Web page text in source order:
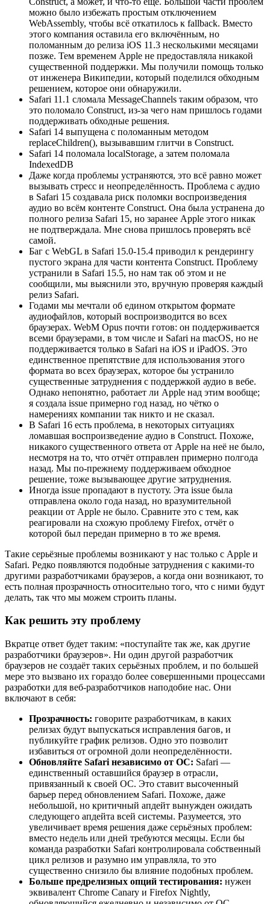
можно было избежать простым отключением
WebAssembly, чтобы всё откатилось к fallback. Вместо
этого компания оставила его включённым, но
поломанным до релиза iOS 11.3 несколькими месяцами
позже. Тем временем Apple не предоставляла никакой
существенной поддержки. Мы получили помощь только
от инженера Википедии, который поделился обходным
решением, которое они обнаружили.
Safari 11.1 сломала MessageChannels таким образом, что
это поломало Construct, из-за чего нам пришлось годами
поддерживать обходные решения.
Safari 14 выпущена с поломанным методом
replaceChildren(), вызывавшим глитчи в Construct.
Safari 14 поломала localStorage, а затем поломала
IndexedDB
Даже когда проблемы устраняются, это всё равно может
вызывать стресс и неопределённость. Проблема с аудио
в Safari 15 создавала риск поломки воспроизведения
аудио во всём контенте Construct. Она была устранена до
полного релиза Safari 15, но заранее Apple этого никак
не подтверждала. Мне снова пришлось проверять всё
самой.
Баг с WebGL в Safari 15.0-15.4 приводил к рендерингу
пустого экрана для части контента Construct. Проблему
устранили в Safari 15.5, но нам так об этом и не
сообщили, мы выяснили это, вручную проверяя каждый
релиз Safari.
Годами мы мечтали об едином открытом формате
аудиофайлов, который воспроизводится во всех
браузерах. WebM Opus почти готов: он поддерживается
всеми браузерами, в том числе и Safari на macOS, но не
поддерживается только в Safari на iOS и iPadOS. Это
единственное препятствие для использования этого
формата во всех браузерах, которое бы устранило
существенные затруднения с поддержкой аудио в вебе.
Однако непонятно, работает ли Apple над этим вообще;
я создала issue примерно год назад, но чётко о
намерениях компании так никто и не сказал.
В Safari 16 есть проблема, в некоторых ситуациях
ломавшая воспроизведение аудио в Construct. Похоже,
никакого существенного ответа от Apple на неё не было,
несмотря на то, что отчёт отправлен примерно полгода
назад. Мы по-прежнему поддерживаем обходное
решение, тоже вызывающее другие затруднения.
Иногда issue пропадают в пустоту. Эта issue была
отправлена около года назад, но вразумительной
реакции от Apple не было. Сравните это с тем, как
реагировали на схожую проблему Firefox, отчёт о
которой был передан примерно в то же время.
Такие серьёзные проблемы возникают у нас только с Apple и
Safari. Редко появляются подобные затруднения с какими-то
другими разработчиками браузеров, а когда они возникают, то
есть полная прозрачность относительно того, что с ними будут
делать, так что мы можем строить планы.
Как решить эту проблему
Вкратце ответ будет таким: «поступайте так же, как другие
разработчики браузеров». Ни один другой разработчик
браузеров не создаёт таких серьёзных проблем, и по большей
мере это вызвано их гораздо более совершенными процессами
разработки для веб-разработчиков наподобие нас. Они
включают в себя:
Прозрачность: говорите разработчикам, в каких
релизах будут выпускаться исправления багов, и
публикуйте график релизов. Одно это позволит
избавиться от огромной доли неопределённости.
Обновляйте Safari независимо от ОС: Safari —
единственный оставшийся браузер в отрасли,
привязанный к своей ОС. Это ставит высоченный
барьер перед обновлением Safari. Похоже, даже
небольшой, но критичный апдейт вынужден ожидать
следующего апдейта всей системы. Разумеется, это
увеличивает время решения даже серьёзных проблем:
вместо недель или дней требуются месяцы. Если бы
команда разработки Safari контролировала собственный
цикл релизов и разумно им управляла, то это
существенно снизило бы влияние подобных проблем.
Больше предрелизных опций тестирования: нужен
эквивалент Chrome Canary и Firefox Nightly,